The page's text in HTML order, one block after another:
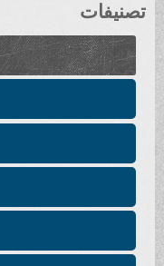
تصنيفات